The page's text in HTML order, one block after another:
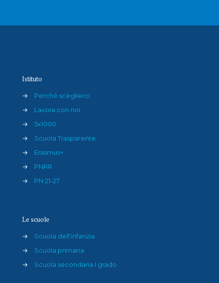
Istituto
→
Perché sceglierci
→
Lavora con noi
→
5x1000
→
Scuola Trasparente
→
Erasmus+
→
PNRR
→
PN 21-27
Le scuole
→
Scuola dell'infanzia
→
Scuola primaria
→
Scuola secondaria I grado